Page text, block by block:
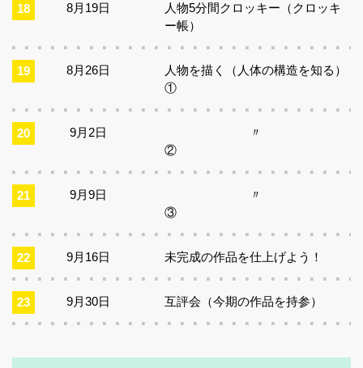
8月19日
人物5分間クロッキー（クロッキ
ー帳）
8月26日
人物を描く（人体の構造を知る）
①
9月2日
〃
②
9月9日
〃
③
9月16日 未完成の作品を仕上げよう！
9月30日 互評会（今期の作品を持参）